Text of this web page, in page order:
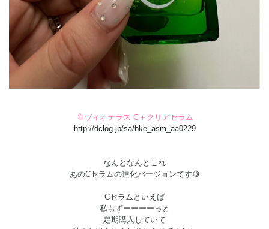
🔖 ヴィオテラス C＋クリアセラム
http://dclog.jp/sa/bke_asm_aa0229
なんとなんとこれ
あのCセラムの進化バージョンです🍋
Cセラムといえば
私もずーーーーっと
定期購入していて